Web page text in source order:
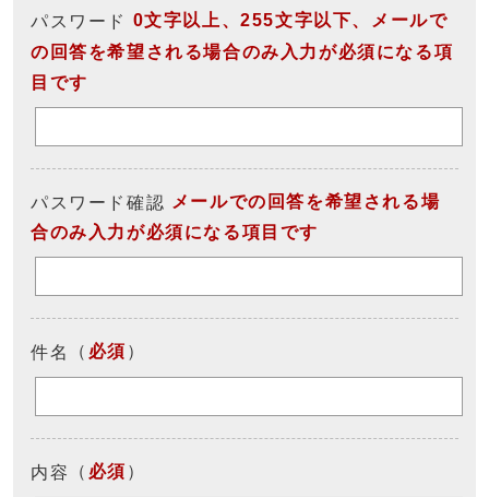
パスワード 0文字以上、255文字以下、メールで
の回答を希望される場合のみ入力が必須になる項
目です
パスワード確認 メールでの回答を希望される場
合のみ入力が必須になる項目です
件名 （ 必須 ）
内容 （ 必須 ）